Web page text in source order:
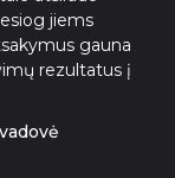
jiems
gauna
rezultatus į